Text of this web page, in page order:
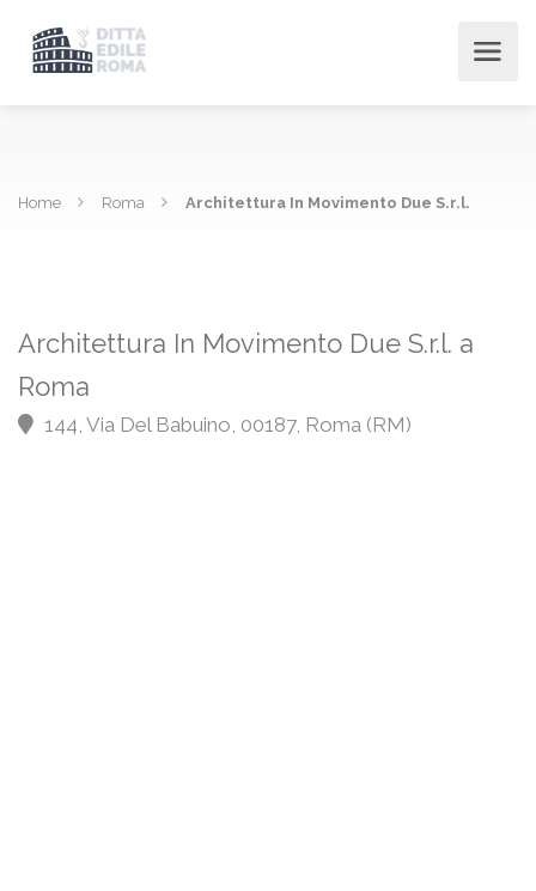
Home Roma Architettura In Movimento Due S.r.l.
Architettura In Movimento Due S.r.l. a
Roma
144, Via Del Babuino, 00187, Roma (RM)